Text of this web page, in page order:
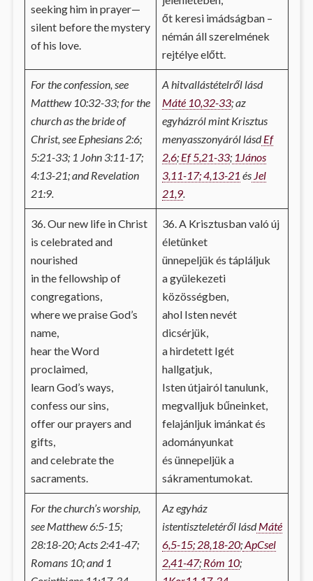
seeking him in prayer—
silent before the mystery
of his love.
őt keresi imádságban –
némán áll szerelmének
rejtélye előtt.
For the confession, see
Matthew 10:32-33; for the
church as the bride of
Christ, see Ephesians 2:6;
5:21-33; 1 John 3:11-17;
4:13-21; and Revelation
21:9.
A hitvallástételről lásd
Máté 10,32-33; az
egyházról mint Krisztus
menyasszonyáról lásdEf
2,6;Ef 5,21-33;1János
3,11-17; 4,13-21 ésJel
21,9.
36. Our new life in Christ
is celebrated and
nourished
in the fellowship of
congregations,
where we praise God’s
name,
hear the Word
proclaimed,
learn God’s ways,
confess our sins,
offer our prayers and
gifts,
and celebrate the
sacraments.
36. A Krisztusban való új
életünket
ünnepeljük és tápláljuk
a gyülekezeti
közösségben,
ahol Isten nevét
dicsérjük,
a hirdetett Igét
hallgatjuk,
Isten útjairól tanulunk,
megvalljuk bűneinket,
felajánljuk imánkat és
adományunkat
és ünnepeljük a
sákramentumokat.
For the church’s worship,
see Matthew 6:5-15;
28:18-20; Acts 2:41-47;
Romans 10; and 1
Az egyház
istentiszteletéről lásdMáté
6,5-15; 28,18-20;ApCsel
2,41-47;Róm 10;